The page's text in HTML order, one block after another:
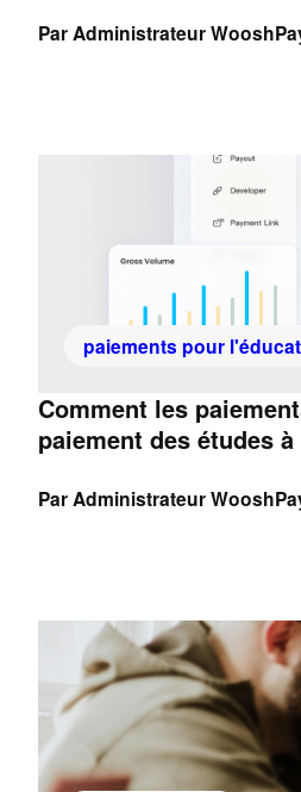
ParAdministrateur
paiements pour
Comment les
paiement des études
ParAdministrateur